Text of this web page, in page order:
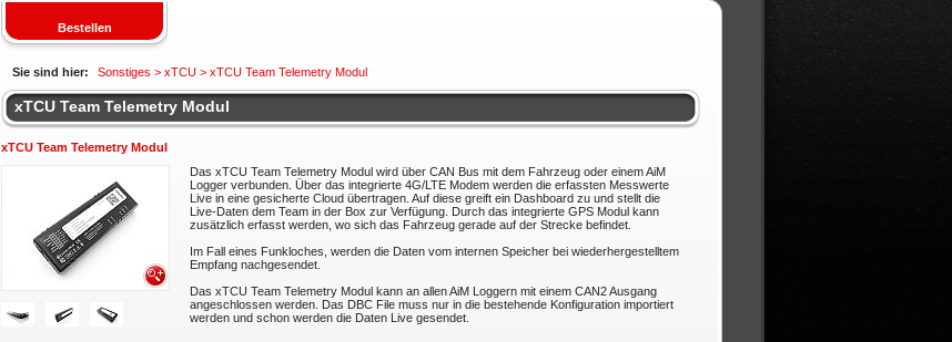
Bestellen
Sie sind hier: Sonstiges > xTCU > xTCU Team Telemetry Modul
xTCU Team Telemetry Modul
xTCU Team Telemetry Modul
Das xTCU Team Telemetry Modul wird über CAN Bus mit dem Fahrzeug oder einem AiM
Logger verbunden. Über das integrierte 4G/LTE Modem werden die erfassten Messwerte
Live in eine gesicherte Cloud übertragen. Auf diese greift ein Dashboard zu und stellt die
Live-Daten dem Team in der Box zur Verfügung. Durch das integrierte GPS Modul kann
zusätzlich erfasst werden, wo sich das Fahrzeug gerade auf der Strecke befindet.
Im Fall eines Funkloches, werden die Daten vom internen Speicher bei wiederhergestelltem
Empfang nachgesendet.
Das xTCU Team Telemetry Modul kann an allen AiM Loggern mit einem CAN2 Ausgang
angeschlossen werden. Das DBC File muss nur in die bestehende Konfiguration importiert
werden und schon werden die Daten Live gesendet.